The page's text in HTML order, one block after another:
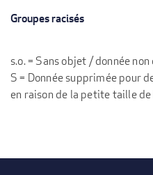
Groupes racisés
s.o. = Sans objet / donnée
S = Donnée supprimée pour
en raison de la petite taille